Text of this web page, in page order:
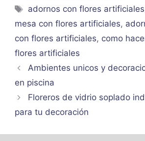
Etiquetas
adornos con flores artificiales
mesa con flores artificiales,
con flores artificiales, como
flores artificiales
Ambientes unicos y
en piscina
Floreros de vidrio soplado
para tu decoración